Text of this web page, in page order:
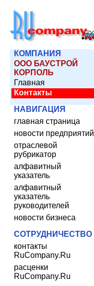
КОМПАНИЯ
ООО БАУСТРОЙ
КОРПОЛЬ
Главная
Контакты
НАВИГАЦИЯ
главная страница
новости предприятий
отраслевой
рубрикатор
алфавитный
указатель
алфавитный
указатель
руководителей
новости бизнеса
СОТРУДНИЧЕСТВО
контакты
RuCompany.Ru
расценки
RuCompany.Ru